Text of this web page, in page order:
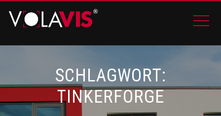
SCHLAGWORT:
TINKERFORGE